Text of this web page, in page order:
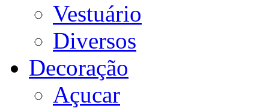
Vestuário
Diversos
Decoração
Açucar